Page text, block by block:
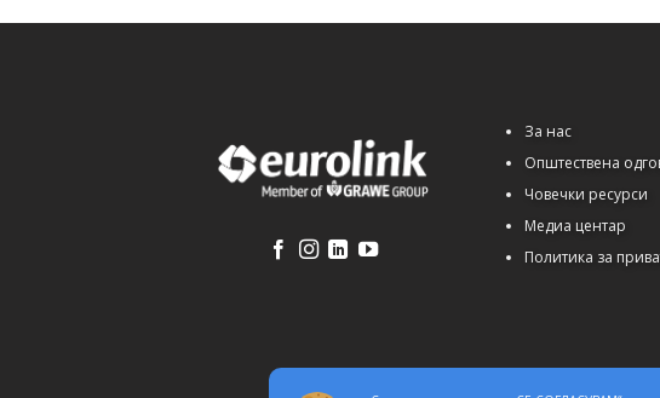
За нас
Општествена
Човечки ресурси
Медиа центар
Политика за